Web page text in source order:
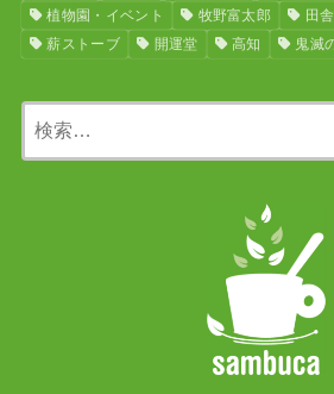
植物園・イベント
牧野富太郎 田
薪ストーブ
開運堂 高知 鬼滅